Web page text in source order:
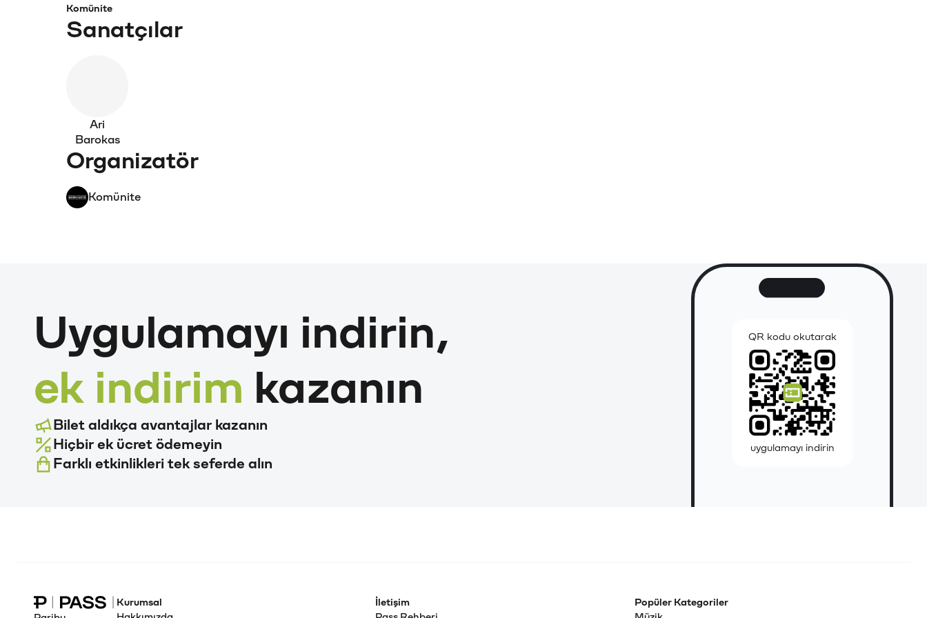
Komünite
Sanatçılar
Ari
Barokas
Organizatör
Komünite
Uygulamayı indirin,
ek indirim kazanın
Bilet aldıkça avantajlar kazanın
Hiçbir ek ücret ödemeyin
Farklı etkinlikleri tek seferde alın
QR kodu okutarak
uygulamayı indirin
Paribu Pass Ana Sayfa
Kurumsal
İletişim
Popüler Kategoriler